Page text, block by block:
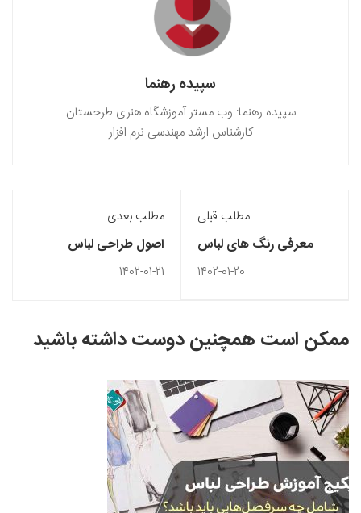
سپیده رهنما
سپیده رهنما: وب مستر آموزشگاه هنری طرحستان
کارشناس ارشد مهندسی نرم افزار
مطلب قبلی
معرفی رنگ های لباس
زمستانه
1402-01-20
مطلب بعدی
اصول طراحی لباس
تابستانه
1402-01-21
ممکن است همچنین دوست داشته باشید